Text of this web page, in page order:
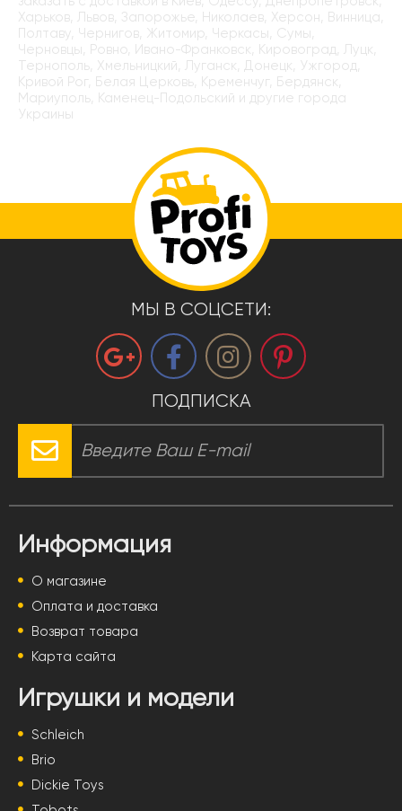
Харьков, Львов, Запорожье, Николаев, Херсон, Винница,
Полтаву, Чернигов, Житомир, Черкасы, Сумы,
Черновцы, Ровно, Ивано-Франковск, Кировоград, Луцк,
Тернополь, Хмельницкий, Луганск, Донецк, Ужгород,
Кривой Рог, Белая Церковь, Кременчуг, Бердянск,
Мариуполь, Каменец-Подольский и другие города
Украины
МЫ В СОЦСЕТИ:
ПОДПИСКА
Информация
О магазине
Оплата и доставка
Возврат товара
Карта сайта
Игрушки и модели
Schleich
Brio
Dickie Toys